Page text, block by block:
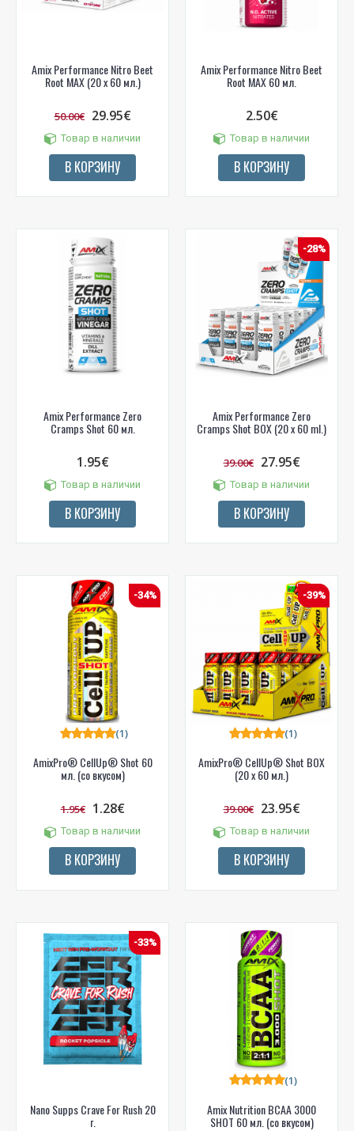
Amix Performance Nitro Beet
Root MAX (20 x 60 мл.)
50.00€ 29.95€
Товар в наличии
В КОРЗИНУ
Amix Performance Nitro Beet
Root MAX 60 мл.
2.50€
Товар в наличии
В КОРЗИНУ
Amix Performance Zero
Cramps Shot 60 мл.
1.95€
Товар в наличии
В КОРЗИНУ
-28%
Amix Performance Zero
Cramps Shot BOX (20 x 60 ml.)
39.00€ 27.95€
Товар в наличии
В КОРЗИНУ
-34%
AmixPro® CellUp® Shot 60
мл. (со вкусом)
(1)
1.95€ 1.28€
Товар в наличии
В КОРЗИНУ
-39%
AmixPro® CellUp® Shot BOX
(20 x 60 мл.)
(1)
39.00€ 23.95€
Товар в наличии
В КОРЗИНУ
-33%
Nano Supps Crave For Rush 20
г.
Amix Nutrition BCAA 3000
SHOT 60 мл. (со вкусом)
(1)
perskaitę mūsų privatumo politikos sąlygas.
PRENUMERUOTI